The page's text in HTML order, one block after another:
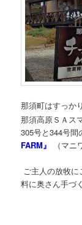
那須町はすっか
那須高原ＳＡス
305号と344号間
FARM』
（マ
ご主人の放牧
料に奥さん手づ